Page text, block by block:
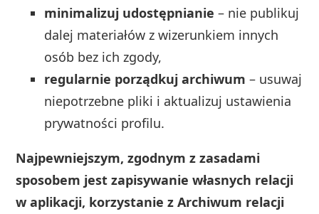
minimalizuj udostępnianie – nie publikuj
dalej materiałów z wizerunkiem innych
osób bez ich zgody,
regularnie porządkuj archiwum – usuwaj
niepotrzebne pliki i aktualizuj ustawienia
prywatności profilu.
Najpewniejszym, zgodnym z zasadami
sposobem jest zapisywanie własnych relacji
w aplikacji, korzystanie z Archiwum relacji